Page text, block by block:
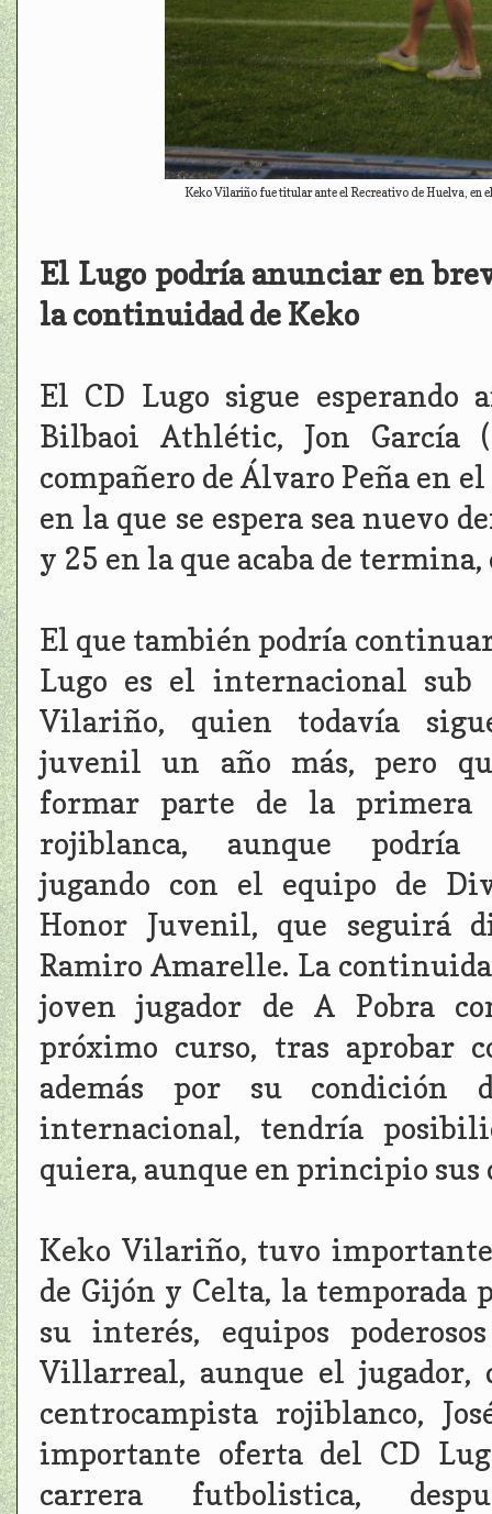
Keko Vilariño fue titular ante el Recreativo de Huelva, en
El Lugo podría anunciar en
la continuidad de Keko
El CD Lugo sigue
Bilbaoi Athlétic, Jon García
compañero de Álvaro Peña en
en la que se espera sea nuevo
y 25 en la que acaba de
El que también podría
Lugo es el internacional sub
Vilariño, quien todavía
juvenil un año más, pero
formar parte de la primera
rojiblanca, aunque podría
jugando con el equipo de
Honor Juvenil, que seguirá
Ramiro Amarelle. La
joven jugador de A Pobra
próximo curso, tras aprobar
además por su
internacional, tendría
quiera, aunque en principio sus
Keko Vilariño, tuvo
de Gijón y Celta, la temporada
su interés, equipos
Villarreal, aunque el
centrocampista rojiblanco,
importante oferta del CD
carrera futbolistica,